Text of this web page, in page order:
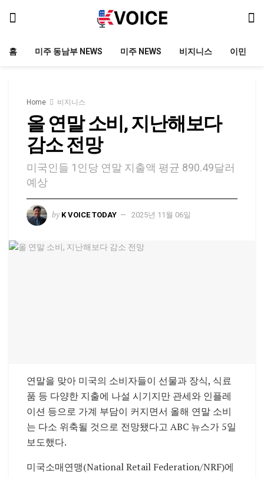
홈 미주 동남부 NEWS 미주 NEWS 비지니스 이민
Home 비지니스
올 연말 소비, 지난해보다
감소 전망
미국인들 1인당 연말 지출액 평균 890.49달러
예상
by K VOICE TODAY 2025년 11월 06일
연말을 맞아 미국의 소비자들이 선물과 장식, 식료
품 등 다양한 지출에 나설 시기지만 관세와 인플레
이션 등으로 가계 부담이 커지면서 올해 연말 소비
는 다소 위축될 것으로 전망됐다고 ABC 뉴스가 5일
보도했다.
미국소매연맹(National Retail Federation/NRF)에